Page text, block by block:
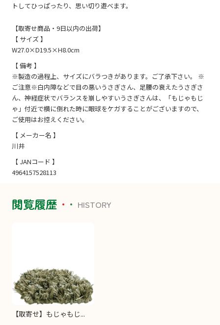
トしてひっぱったり、思い切り遊べます。
【取寄せ商品・9日以内の出荷】
【 サイズ 】
W27.0×D19.5×H8.0cm
【 備考 】
※製造の過程上、サイズにバラつきがあります。ご了承下さい。 ※
ご注意※白内障などで目の悪いうさぎさん、足腰の衰えたうさぎさ
ん、神経症状でバランスを崩しやすいうさぎさんは、「もじゃもじ
ゃ」付近で横に倒れた時に眼球をケガすることがございますので、
ご使用はお控えください。
【 メーカー名 】
川井
【 JANコード 】
4964157528113
閲覧履歴 HISTORY
【取寄せ】もじゃもじ...